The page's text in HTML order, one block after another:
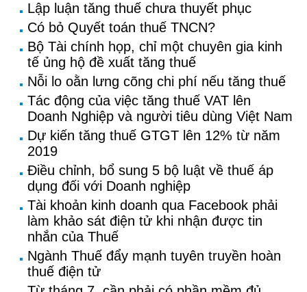
Lập luận tăng thuế chưa thuyết phục
Có bỏ Quyết toán thuế TNCN?
Bộ Tài chính họp, chỉ một chuyên gia kinh
tế ủng hộ đề xuất tăng thuế
Nỗi lo oằn lưng cõng chi phí nếu tăng thuế
Tác động của việc tăng thuế VAT lên
Doanh Nghiệp và người tiêu dùng Việt Nam
Dự kiến tăng thuế GTGT lên 12% từ năm
2019
Điều chỉnh, bổ sung 5 bộ luật về thuế áp
dụng đối với Doanh nghiệp
Tài khoản kinh doanh qua Facebook phải
làm khảo sát điện tử khi nhận được tin
nhắn của Thuế
Ngành Thuế đẩy mạnh tuyên truyền hoàn
thuế điện tử